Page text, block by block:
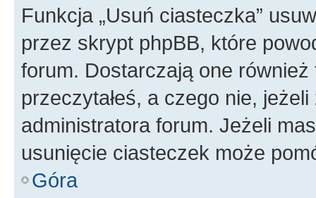
Funkcja „Usuń ciasteczka”
przez skrypt phpBB, które
forum. Dostarczają one
przeczytałeś, a czego nie,
administratora forum. Jeżeli
usunięcie ciasteczek może
Góra